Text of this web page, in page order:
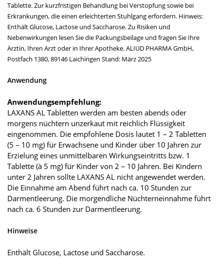
Tablette. Zur kurzfristigen Behandlung bei Verstopfung sowie bei
Erkrankungen, die einen erleichterten Stuhlgang erfordern. Hinweis:
Enthält Glucose, Lactose und Saccharose. Zu Risiken und
Nebenwirkungen lesen Sie die Packungsbeilage und fragen Sie Ihre
Ärztin, Ihren Arzt oder in Ihrer Apotheke. ALIUD PHARMA GmbH,
Postfach 1380, 89146 Laichingen Stand: März 2025
Anwendung
Anwendungsempfehlung:
LAXANS AL Tabletten werden am besten abends oder
morgens nüchtern unzerkaut mit reichlich Flüssigkeit
eingenommen. Die empfohlene Dosis lautet 1 – 2 Tabletten
(5 – 10 mg) für Erwachsene und Kinder über 10 Jahren zur
Erzielung eines unmittelbaren Wirkungseintritts bzw. 1
Tablette (à 5 mg) für Kinder von 2 – 10 Jahren. Bei Kindern
unter 2 Jahren sollte LAXANS AL nicht angewendet werden.
Die Einnahme am Abend führt nach ca. 10 Stunden zur
Darmentleerung. Die morgendliche Nüchterneinnahme führt
nach ca. 6 Stunden zur Darmentleerung.
Hinweise
Enthält Glucose, Lactose und Saccharose.